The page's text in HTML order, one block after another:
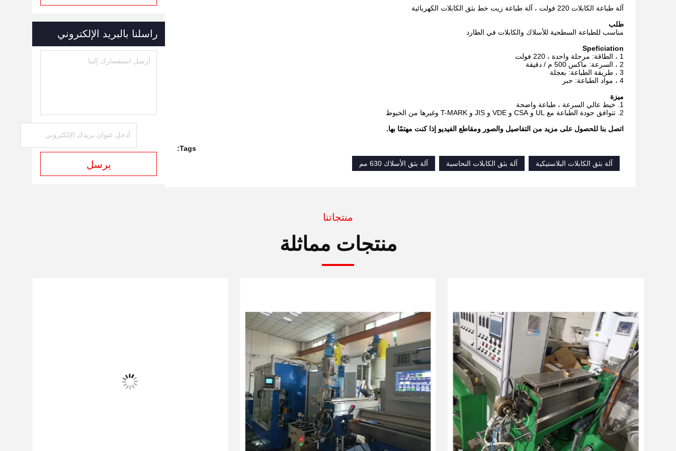
آلة طباعة الكابلات 220 فولت ، آلة طباعة زيت خط بثق الكابلات الكهربائية
طلب
مناسب للطباعة السطحية للأسلاك والكابلات في الطارد
Speficiation
1 ، الطاقة: مرحلة واحدة ، 220 فولت
2 ، السرعة: ماكس 500 م / دقيقة
3 ، طريقة الطباعة: بعجلة
4 ، مواد الطباعة: حبر
ميزة
1. خيط عالي السرعة ، طباعة واضحة
2. تتوافق جودة الطباعة مع UL و CSA و VDE و JIS و T-MARK وغيرها من الخيوط
اتصل بنا للحصول على مزيد من التفاصيل والصور ومقاطع الفيديو إذا كنت مهتمًا بها.
Tags:
آلة بثق الكابلات البلاستيكية
آلة بثق الكابلات النحاسية آلة بثق الأسلاك 630 مم
راسلنا بالبريد الإلكتروني
يرسل
منتجاتنا
منتجات مماثلة